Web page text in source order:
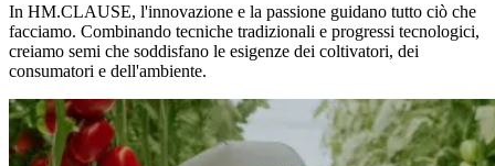
In HM.CLAUSE, l'innovazione e la passione guidano tutto ciò che
facciamo. Combinando tecniche tradizionali e progressi tecnologici,
creiamo semi che soddisfano le esigenze dei coltivatori, dei
consumatori e dell'ambiente.